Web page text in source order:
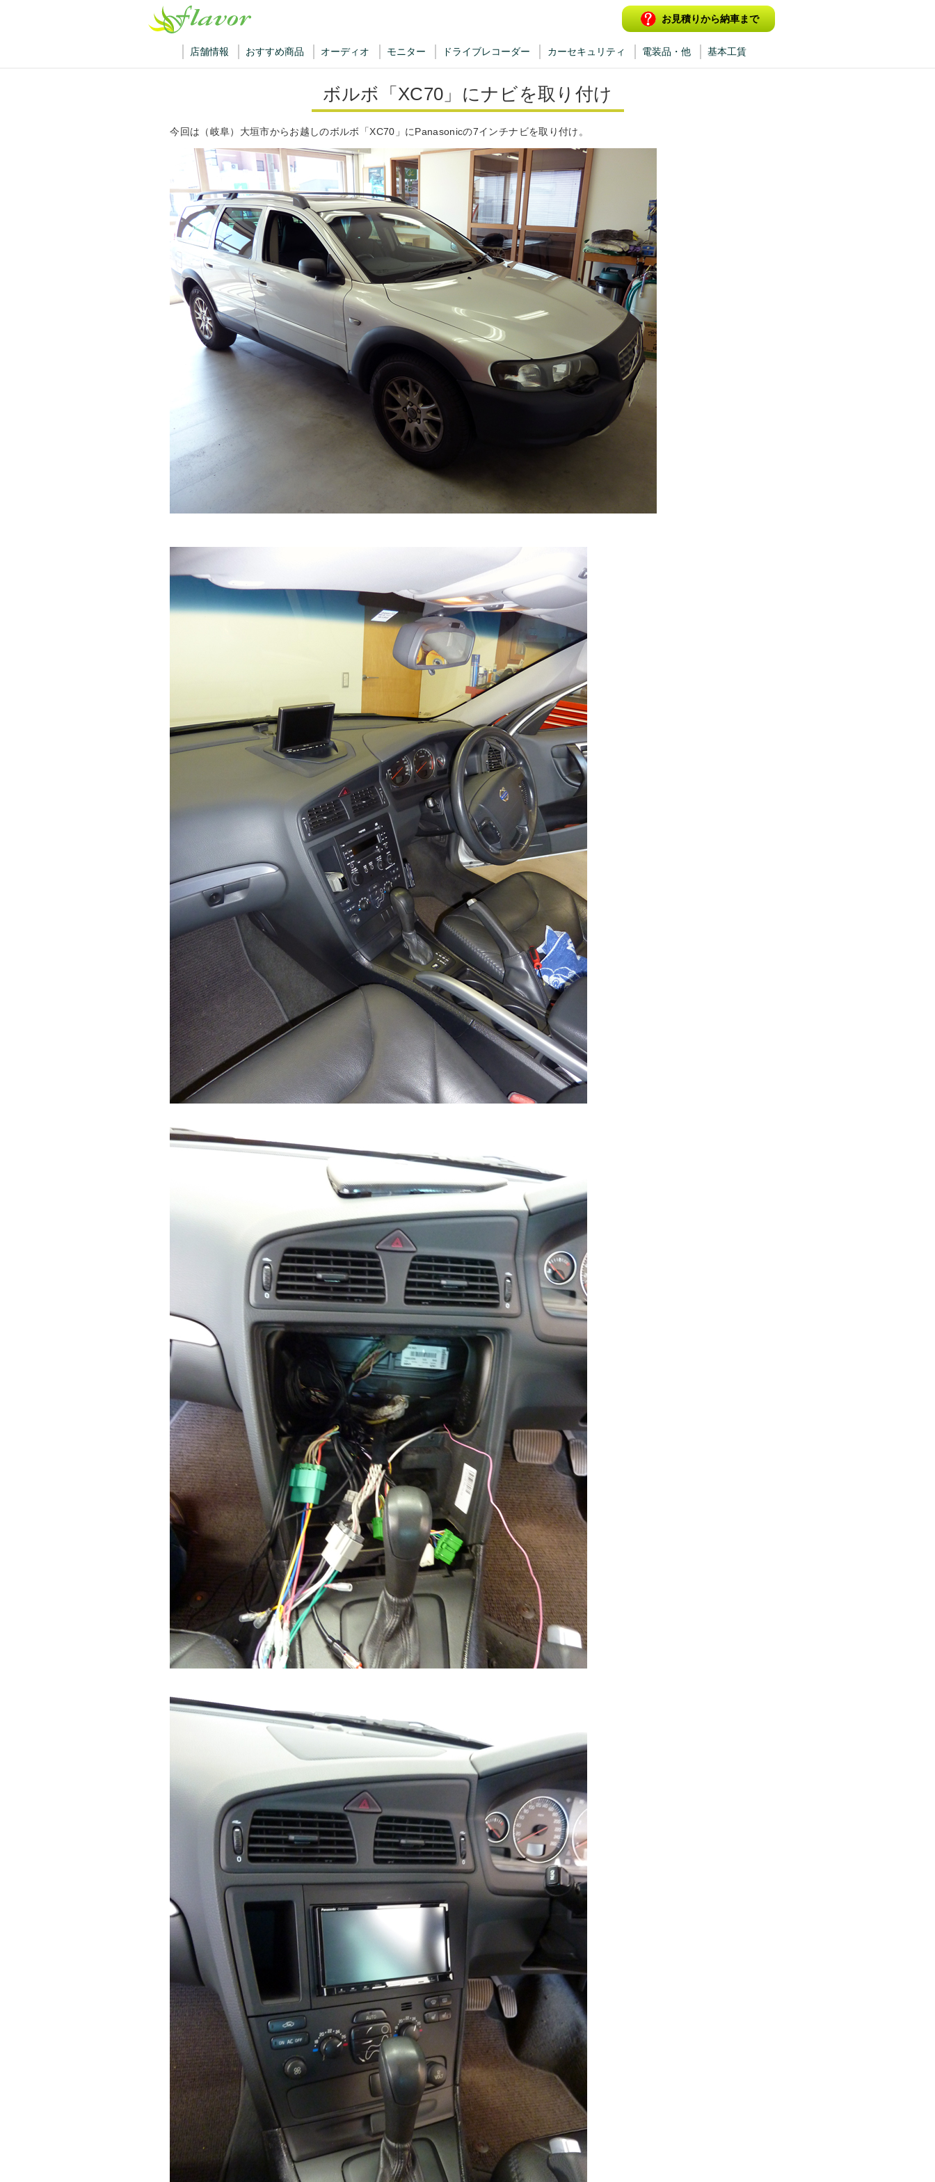
お見積りから納車まで
店舗情報 おすすめ商品 オーディオ モニター ドライブレコーダー カーセキュリティ 電装品・他 基本工賃
ボルボ「XC70」にナビを取り付け
今回は（岐阜）大垣市からお越しのボルボ「XC70」にPanasonicの7インチナビを取り付け。